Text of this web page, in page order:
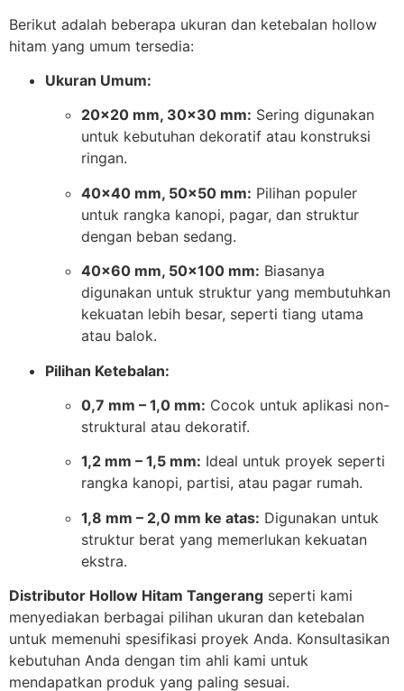
Berikut adalah beberapa ukuran dan ketebalan hollow
hitam yang umum tersedia:
Ukuran Umum:
20×20 mm, 30×30 mm: Sering digunakan
untuk kebutuhan dekoratif atau konstruksi
ringan.
40×40 mm, 50×50 mm: Pilihan populer
untuk rangka kanopi, pagar, dan struktur
dengan beban sedang.
40×60 mm, 50×100 mm: Biasanya
digunakan untuk struktur yang membutuhkan
kekuatan lebih besar, seperti tiang utama
atau balok.
Pilihan Ketebalan:
0,7 mm – 1,0 mm: Cocok untuk aplikasi non-
struktural atau dekoratif.
1,2 mm – 1,5 mm: Ideal untuk proyek seperti
rangka kanopi, partisi, atau pagar rumah.
1,8 mm – 2,0 mm ke atas: Digunakan untuk
struktur berat yang memerlukan kekuatan
ekstra.
Distributor Hollow Hitam Tangerang seperti kami
menyediakan berbagai pilihan ukuran dan ketebalan
untuk memenuhi spesifikasi proyek Anda. Konsultasikan
kebutuhan Anda dengan tim ahli kami untuk
mendapatkan produk yang paling sesuai.